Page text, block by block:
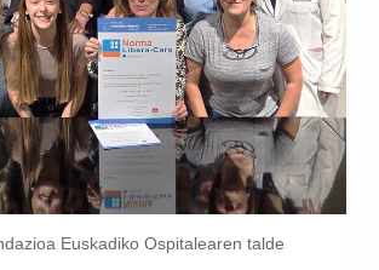
Euskadiko Ospitalearen talde